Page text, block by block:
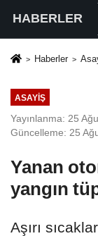
HABERLER
Haberler
ASAYIŞ
Yayınlanma: 25
Güncelleme: 25
Yanan
yangın
Aşırı